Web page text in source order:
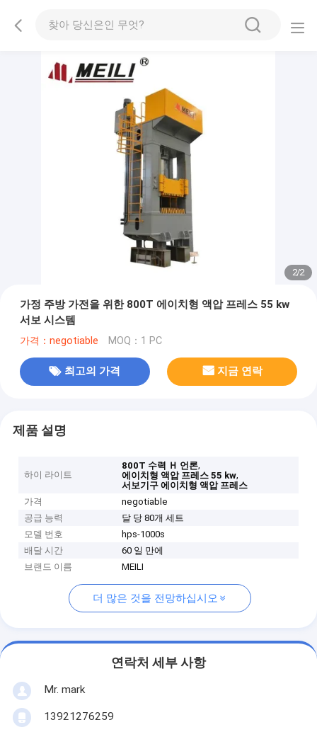
2/2
가정 주방 가전을 위한 800T 에이치형 액압 프레스 55 kw
서보 시스템
가격：negotiable MOQ：1 PC
최고의 가격 지금 연락
제품 설명
하이 라이트
800T 수력 Ｈ 언론,
에이치형 액압 프레스 55 kw,
서보기구 에이치형 액압 프레스
가격
negotiable
공급 능력
달 당 80개 세트
모델 번호
hps-1000s
배달 시간
60 일 만에
브랜드 이름
MEILI
더 많은 것을 전망하십시오
연락처 세부 사항
Mr. mark
13921276259